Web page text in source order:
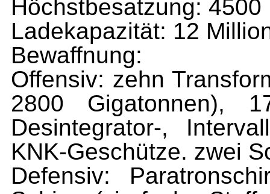
Höchstbesatzung:
Ladekapazität: 12
Bewaffnung:
Offensiv: zehn
2800 Gigatonnen),
Desintegrator-,
KNK-Geschütze. zwei
Defensiv: